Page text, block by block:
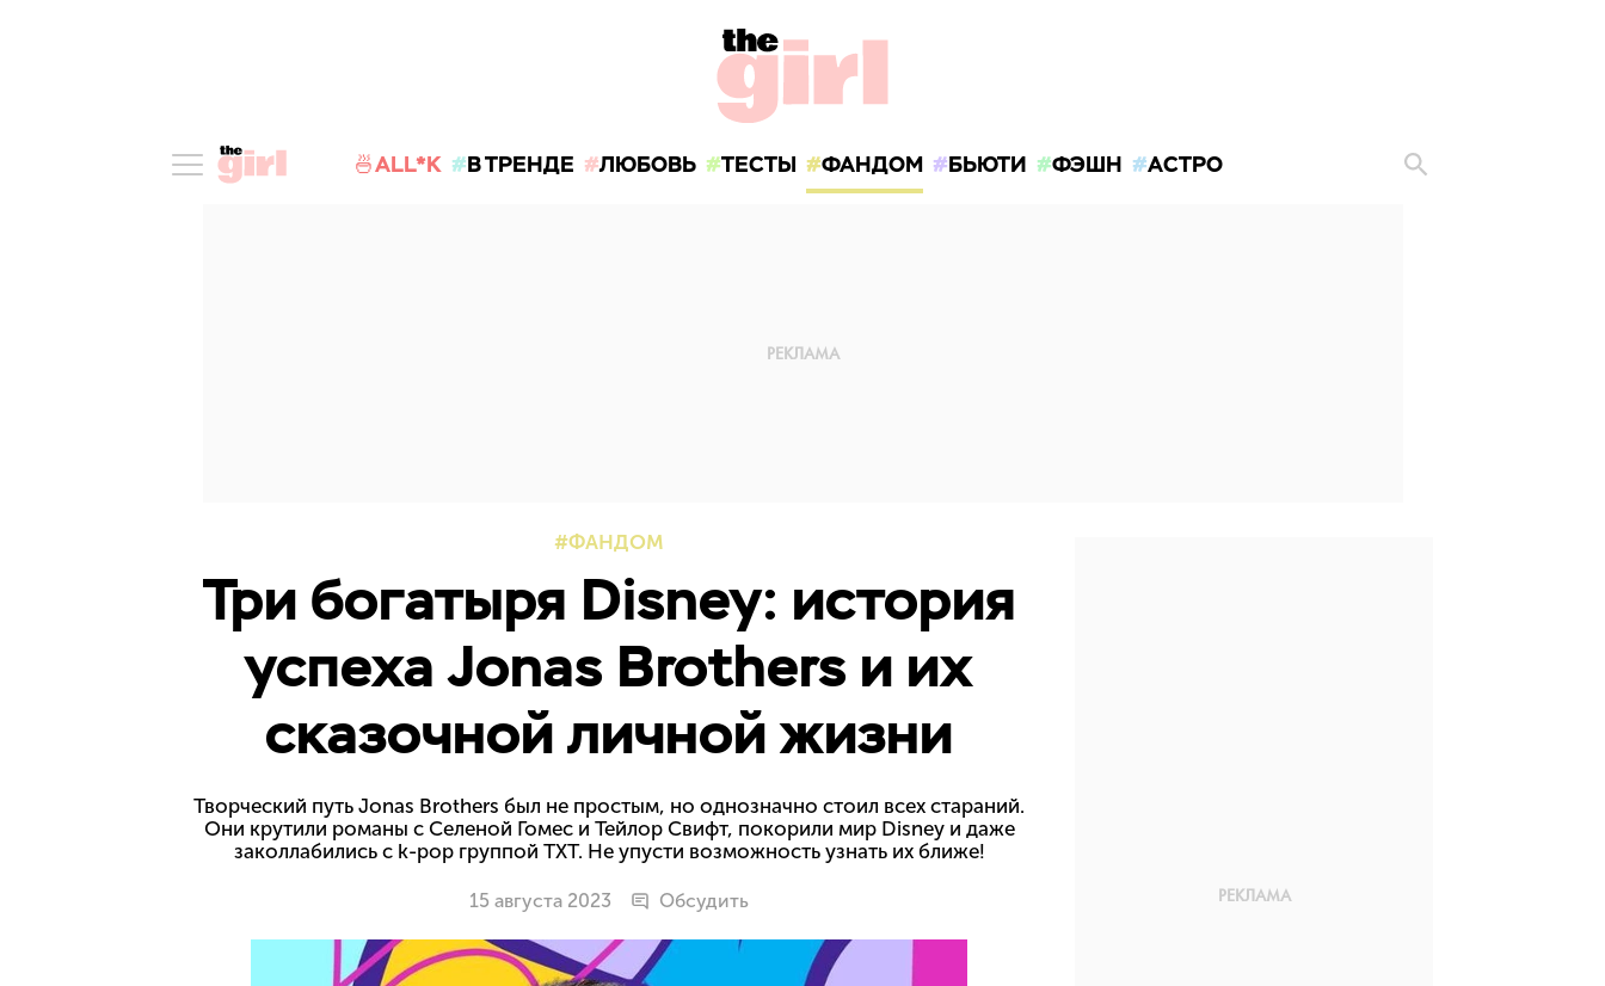
🍜ALL*K В ТРЕНДЕ ЛЮБОВЬ ТЕСТЫ ФАНДОМ БЬЮТИ ФЭШН АСТРО
ФАНДОМ
Три богатыря Disney: история
успеха Jonas Brothers и их
сказочной личной жизни
Творческий путь Jonas Brothers был не простым, но однозначно стоил всех стараний.
Они крутили романы с Селеной Гомес и Тейлор Свифт, покорили мир Disney и даже
заколлабились с k-pop группой TXT. Не упусти возможность узнать их ближе!
15 августа 2023 Обсудить